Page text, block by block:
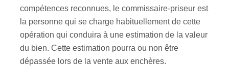
compétences reconnues, le commissaire-priseur est
la personne qui se charge habituellement de cette
opération qui conduira à une estimation de la valeur
du bien. Cette estimation pourra ou non être
dépassée lors de la vente aux enchères.